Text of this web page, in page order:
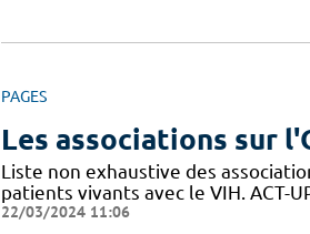
PAGES
Les associations sur
Liste non exhaustive des
patients vivants avec le VIH. ACT-
22/03/2024 11:06